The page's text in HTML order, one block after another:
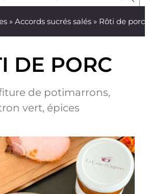
» Accords sucrés salés» Rôti de porc
DE PORC
de potimarrons,
vert, épices